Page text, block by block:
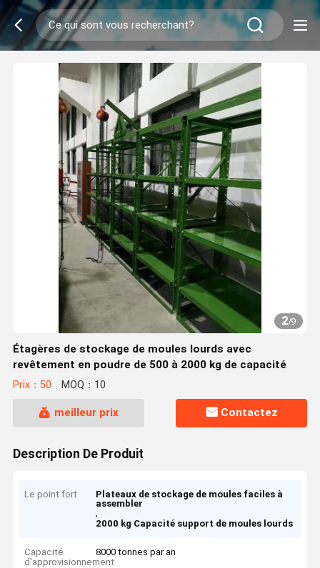
2/9
Étagères de stockage de moules lourds avec
revêtement en poudre de 500 à 2000 kg de capacité
Prix：50 MOQ：10
meilleur prix Contactez
Description De Produit
Le point fort
Plateaux de stockage de moules faciles à
assembler
,
2000 kg Capacité support de moules lourds
Capacité
d'approvisionnement
8000 tonnes par an